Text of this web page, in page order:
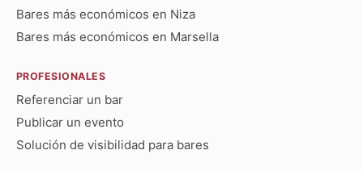
Bares más económicos en Niza
Bares más económicos en Marsella
PROFESIONALES
Referenciar un bar
Publicar un evento
Solución de visibilidad para bares